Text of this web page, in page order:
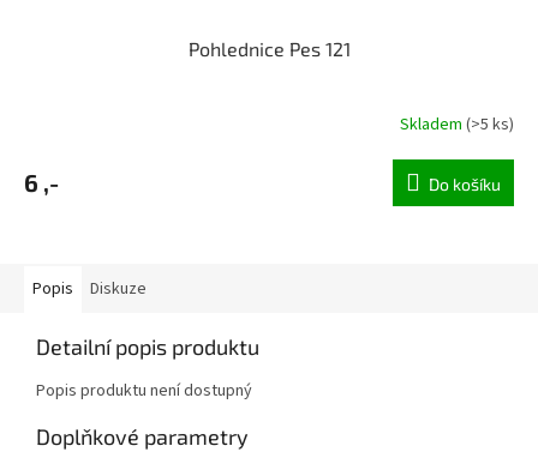
Pohlednice Pes 121
Skladem (>5 ks)
6 ,- Do košíku
Popis Diskuze
Detailní popis produktu
Popis produktu není dostupný
Doplňkové parametry